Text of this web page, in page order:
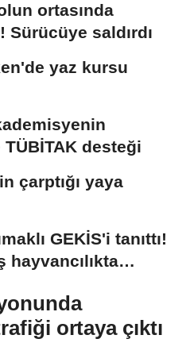
ortasında
Sürücüye saldırdı
yaz kursu
desteği
çarptığı yaya
GEKİS'i tanıttı!
hayvancılıkta
ortaya çıktı